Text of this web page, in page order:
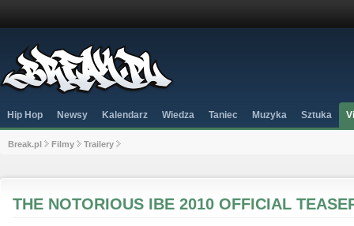
Hip Hop Newsy Kalendarz Wiedza Taniec Muzyka Sztuka
Break.pl Filmy Trailery
THE NOTORIOUS IBE 2010 OFFICIAL